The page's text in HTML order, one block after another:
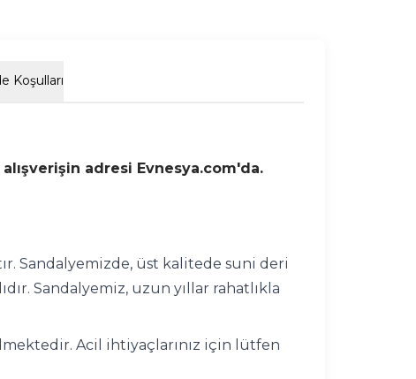
Koşulları
adresi Evnesya.com'da.
Sandalyemizde, üst kalitede suni deri
Sandalyemiz, uzun yıllar rahatlıkla
Acil ihtiyaçlarınız için lütfen